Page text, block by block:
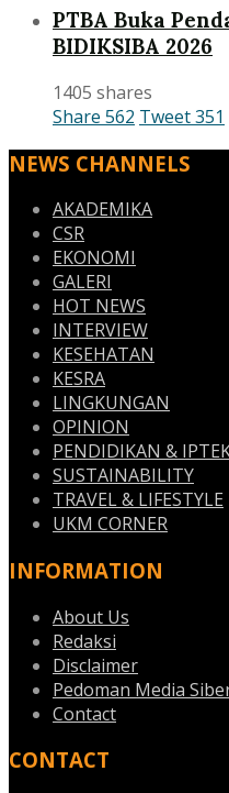
PTBA Buka
BIDIKSIBA 2026
1405 shares
Share 562 Tweet351
NEWS CHANNELS
AKADEMIKA
CSR
EKONOMI
GALERI
HOT NEWS
INTERVIEW
KESEHATAN
KESRA
LINGKUNGAN
OPINION
PENDIDIKAN &
SUSTAINABILITY
TRAVEL & LIFESTYLE
UKM CORNER
INFORMATION
About Us
Redaksi
Disclaimer
Pedoman Media
Contact
CONTACT